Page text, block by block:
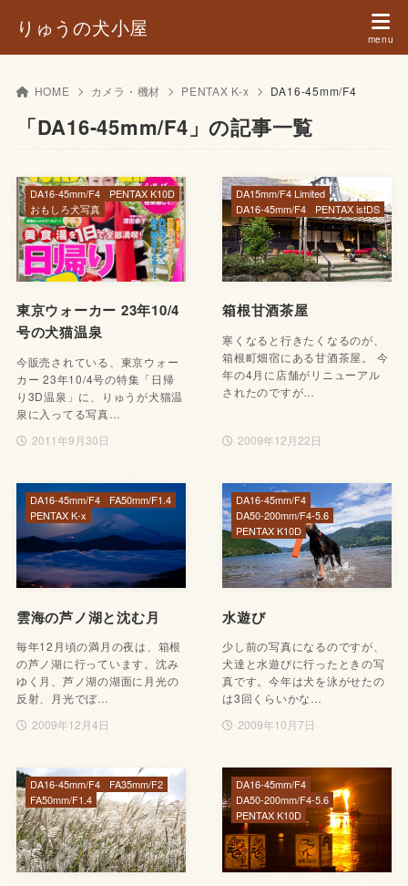
りゅうの犬小屋
HOME カメラ・機材 PENTAX K-x DA16-45mm/F4
「DA16-45mm/F4」の記事一覧
東京ウォーカー 23年10/4
号の犬猫温泉
今販売されている、東京ウォー
カー 23年10/4号の特集「日帰
り3D温泉」に、りゅうが犬猫温
泉に入ってる写真…
2011年9月30日
DA16-45mm/F4
PENTAX K10D
おもしろ犬写真
箱根甘酒茶屋
寒くなると行きたくなるのが、
箱根町畑宿にある甘酒茶屋。 今
年の4月に店舗がリニューアル
されたのですが…
2009年12月22日
DA15mm/F4 Limited
DA16-45mm/F4
PENTAX istDS
雲海の芦ノ湖と沈む月
毎年12月頃の満月の夜は、箱根
の芦ノ湖に行っています。沈み
ゆく月、芦ノ湖の湖面に月光の
反射、月光でぼ…
2009年12月4日
DA16-45mm/F4
FA50mm/F1.4
PENTAX K-x
水遊び
少し前の写真になるのですが、
犬達と水遊びに行ったときの写
真です。今年は犬を泳がせたの
は3回くらいかな…
2009年10月7日
DA16-45mm/F4
DA50-200mm/F4-5.6
PENTAX K10D
DA16-45mm/F4
FA35mm/F2
FA50mm/F1.4
DA16-45mm/F4
DA50-200mm/F4-5.6
PENTAX K10D